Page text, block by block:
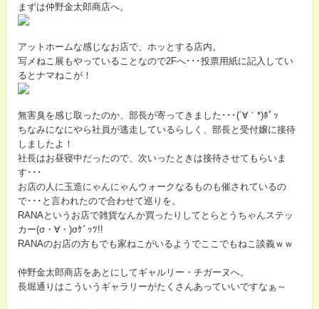
まずは仲野金太郎商店へ。
アットホームな感じなお店で、ホッとする店内。
写メねこ展もやっていることなので2Fへ･･･投票用紙に記入してい
るとナマねこが！
無害臭を感じ取ったのか、部長が寄ってきました･･･(´∀｀*)ﾎﾟｯ
ちなみになにやら社員が逃走しているらしく、部長と受付嬢に接待
しましたよ！
社長はお昼寝中だったので、次いったときは接待させてもらいま
す･･･
お店の人に玉造にゃんにゃんウォークなるものも催されているの
で･･･と言われたので合わせて巡りを。
RANAというお店で雑貨なんか買ったりしてとらとうちゃんステッ
カー(σ・∀・)σｹﾞｯﾂ!!
RANAのお店の方もでも家ねこがいるようでここでもねこ談義ｗｗ
仲野金太郎商店をあとにしてギャルリー・チガーヌへ。
長堀通りはこういうギャラリーがたくさんあっていいですなぁ～